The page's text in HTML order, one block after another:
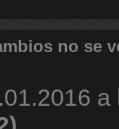
no se
a